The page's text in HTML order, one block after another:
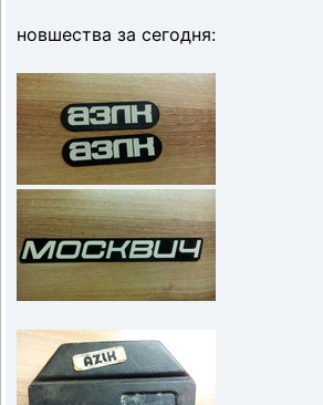
новшества за сегодня: